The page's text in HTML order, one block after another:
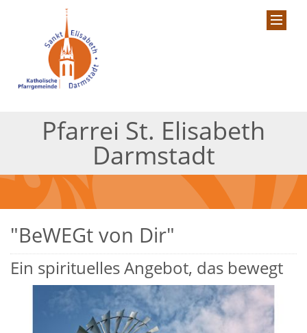
Pfarrei St. Elisabeth
Darmstadt
"BeWEGt von Dir"
Ein spirituelles Angebot, das bewegt